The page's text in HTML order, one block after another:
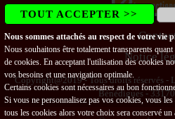
Notice
Copyright@2019 - Tous droits réservés -
Bénédigues -
TOUT ACCEPTER >>
Nous sommes attachés au respect de votre vie
Nous souhaitons être totalement transparents
de cookies. En acceptant l'utilisation des cookies
vos besoins et une navigation optimale.
Certains cookies sont nécessaires au bon
Si vous ne personnalisez pas vos cookies, vous
tous les cookies alors votre choix sera conservé